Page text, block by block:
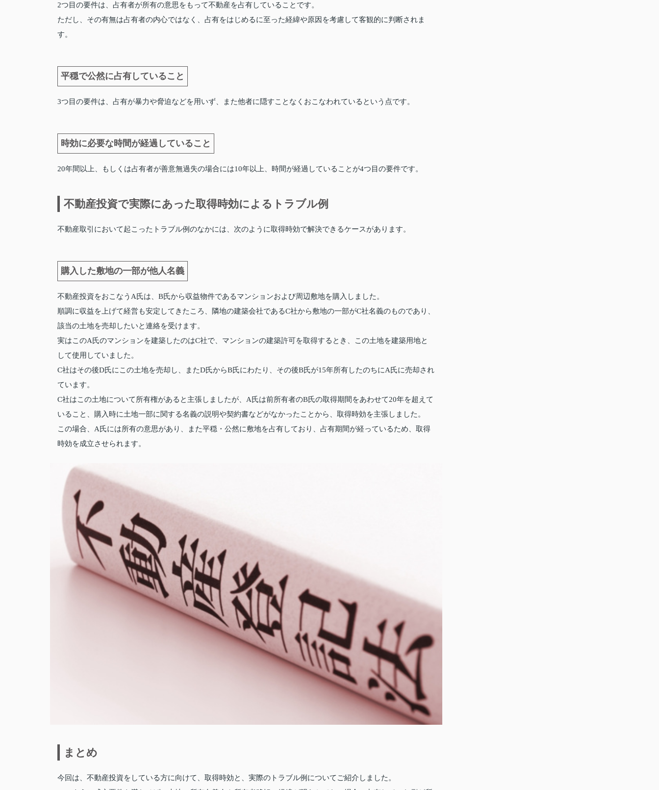
2つ目の要件は、占有者が所有の意思をもって不動産を占有していることです。
ただし、その有無は占有者の内心ではなく、占有をはじめるに至った経緯や原因を考慮して客観的に判断されま
す。
平穏で公然に占有していること
3つ目の要件は、占有が暴力や脅迫などを用いず、また他者に隠すことなくおこなわれているという点です。
時効に必要な時間が経過していること
20年間以上、もしくは占有者が善意無過失の場合には10年以上、時間が経過していることが4つ目の要件です。
不動産投資で実際にあった取得時効によるトラブル例
不動産取引において起こったトラブル例のなかには、次のように取得時効で解決できるケースがあります。
購入した敷地の一部が他人名義
不動産投資をおこなうA氏は、B氏から収益物件であるマンションおよび周辺敷地を購入しました。
順調に収益を上げて経営も安定してきたころ、隣地の建築会社であるC社から敷地の一部がC社名義のものであり、
該当の土地を売却したいと連絡を受けます。
実はこのA氏のマンションを建築したのはC社で、マンションの建築許可を取得するとき、この土地を建築用地と
して使用していました。
C社はその後D氏にこの土地を売却し、またD氏からB氏にわたり、その後B氏が15年所有したのちにA氏に売却され
ています。
C社はこの土地について所有権があると主張しましたが、A氏は前所有者のB氏の取得期間をあわせて20年を超えて
いること、購入時に土地一部に関する名義の説明や契約書などがなかったことから、取得時効を主張しました。
この場合、A氏には所有の意思があり、また平穏・公然に敷地を占有しており、占有期間が経っているため、取得
時効を成立させられます。
まとめ
今回は、不動産投資をしている方に向けて、取得時効と、実際のトラブル例についてご紹介しました。